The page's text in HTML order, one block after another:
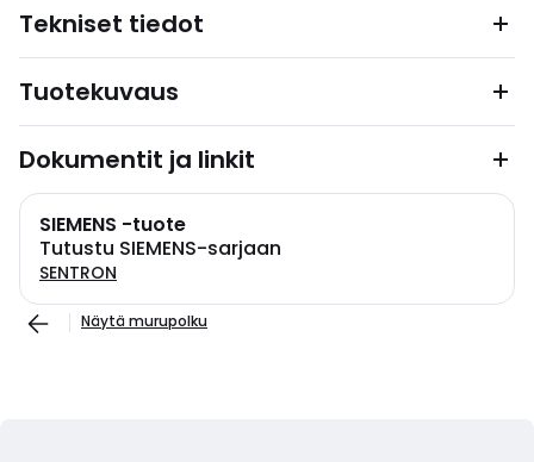
Tekniset tiedot
Tuotekuvaus
Dokumentit ja linkit
SIEMENS -tuote
Tutustu SIEMENS-sarjaan
SENTRON
Näytä murupolku